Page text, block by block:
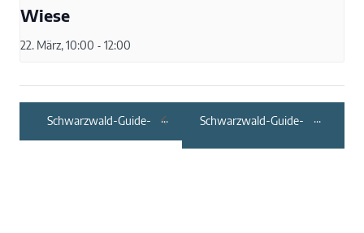
Wiese
22. März, 10:00 - 12:00
Schwarzwald-Guide-
Schwarzwald-Guide-
Auerhahnjagd